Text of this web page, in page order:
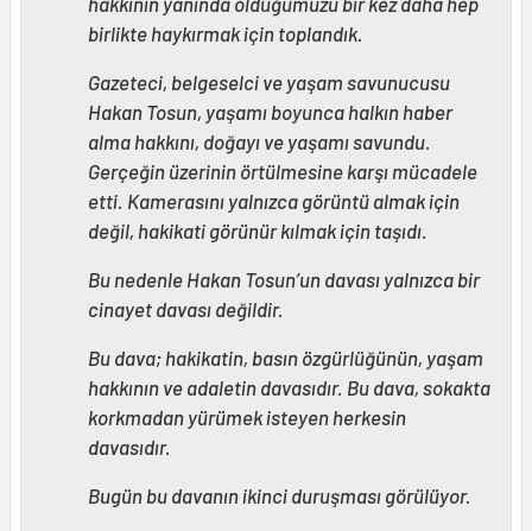
birlikte haykırmak için toplandık.
Gazeteci, belgeselci ve yaşam savunucusu
Hakan Tosun, yaşamı boyunca halkın haber
alma hakkını, doğayı ve yaşamı savundu.
Gerçeğin üzerinin örtülmesine karşı mücadele
etti. Kamerasını yalnızca görüntü almak için
değil, hakikati görünür kılmak için taşıdı.
Bu nedenle Hakan Tosun’un davası yalnızca bir
cinayet davası değildir.
Bu dava; hakikatin, basın özgürlüğünün, yaşam
hakkının ve adaletin davasıdır. Bu dava, sokakta
korkmadan yürümek isteyen herkesin
davasıdır.
Bugün bu davanın ikinci duruşması görülüyor.